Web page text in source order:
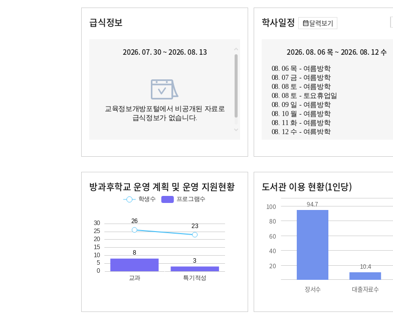
급식정보
2026. 07. 30 ~ 2026. 08. 13
교육정보개방포털에서 비공개된 자료로
급식정보가 없습니다.
학사일정 달력보기
2026. 08. 06 목 ~ 2026. 08. 12 수
08. 06 목 - 여름방학
08. 07 금 - 여름방학
08. 08 토 - 여름방학
08. 08 토 - 토요휴업일
08. 09 일 - 여름방학
08. 10 월 - 여름방학
08. 11 화 - 여름방학
08. 12 수 - 여름방학
방과후학교 운영 계획 및 운영 지원현황 도서관 이용 현황(1인당)
20
40
60
80
100
장서수 대출자료수
94.7
10.4